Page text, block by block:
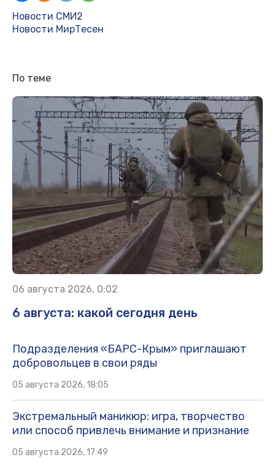
Новости СМИ2
Новости МирТесен
По теме
06 августа 2026, 0:02
6 августа: какой сегодня день
Подразделения «БАРС-Крым» приглашают
добровольцев в свои ряды
05 августа 2026, 18:05
Экстремальный маникюр: игра, творчество
или способ привлечь внимание и признание
05 августа 2026, 17:49